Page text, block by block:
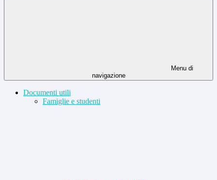
Menu di
navigazione
Documenti utili
Famiglie e studenti